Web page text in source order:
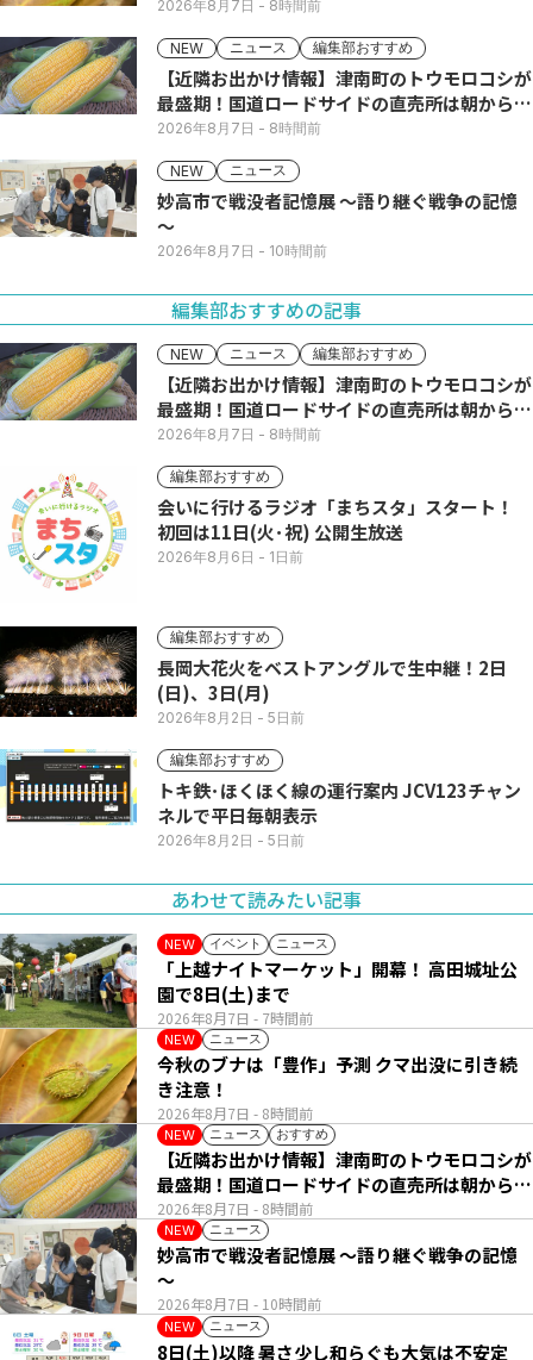
2026年8月7日 - 8時間前
NEW ニュース 編集部おすすめ
【近隣お出かけ情報】津南町のトウモロコシが
最盛期！国道ロードサイドの直売所は朝から長
い列
2026年8月7日 - 8時間前
NEW ニュース
妙高市で戦没者記憶展 ～語り継ぐ戦争の記憶
～
2026年8月7日 - 10時間前
編集部おすすめの記事
NEW ニュース 編集部おすすめ
【近隣お出かけ情報】津南町のトウモロコシが
最盛期！国道ロードサイドの直売所は朝から長
い列
2026年8月7日 - 8時間前
編集部おすすめ
会いに行けるラジオ「まちスタ」スタート！
初回は11日(火･祝) 公開生放送
2026年8月6日 - 1日前
編集部おすすめ
長岡大花火をベストアングルで生中継！2日
(日)、3日(月)
2026年8月2日 - 5日前
編集部おすすめ
トキ鉄･ほくほく線の運行案内 JCV123チャン
ネルで平日毎朝表示
2026年8月2日 - 5日前
あわせて読みたい記事
NEW イベント ニュース
2026年8月7日 - 7時間前
「上越ナイトマーケット」開幕！ 高田城址公
園で8日(土)まで
NEW ニュース
2026年8月7日 - 8時間前
今秋のブナは「豊作」予測 クマ出没に引き続
き注意！
NEW ニュース おすすめ
2026年8月7日 - 8時間前
【近隣お出かけ情報】津南町のトウモロコシが
最盛期！国道ロードサイドの直売所は朝から長
い列
NEW ニュース
2026年8月7日 - 10時間前
妙高市で戦没者記憶展 ～語り継ぐ戦争の記憶
～
NEW ニュース
8日(土)以降 暑さ少し和らぐも大気は不安定